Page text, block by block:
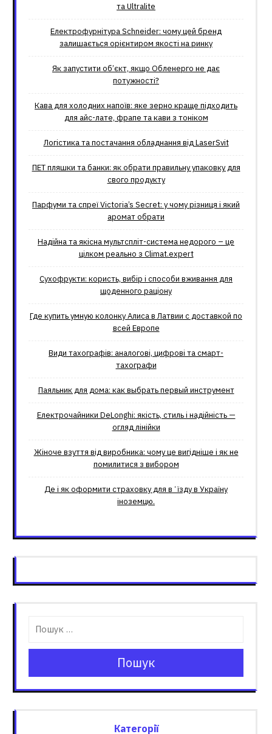
та Ultralite
Електрофурнітура Schneider: чому цей бренд
залишається орієнтиром якості на ринку
Як запустити об’єкт, якщо Обленерго не дає
потужності?
Кава для холодних напоїв: яке зерно краще підходить
для айс-лате, фрапе та кави з тоніком
Логістика та постачання обладнання від LaserSvit
ПЕТ пляшки та банки: як обрати правильну упаковку для
свого продукту
Парфуми та спреї Victoria’s Secret: у чому різниця і який
аромат обрати
Надійна та якісна мультспліт-система недорого – це
цілком реально з Climat.еxpert
Сухофрукти: користь, вибір і способи вживання для
щоденного раціону
Где купить умную колонку Алиса в Латвии с доставкой по
всей Европе
Види тахографів: аналогові, цифрові та смарт-
тахографи
Паяльник для дома: как выбрать первый инструмент
Електрочайники DeLonghi: якість, стиль і надійність —
огляд лінійки
Жіноче взуття від виробника: чому це вигідніше і як не
помилитися з вибором
Де і як оформити страховку для вʼїзду в Україну
іноземцю.
Пошук
Категорії